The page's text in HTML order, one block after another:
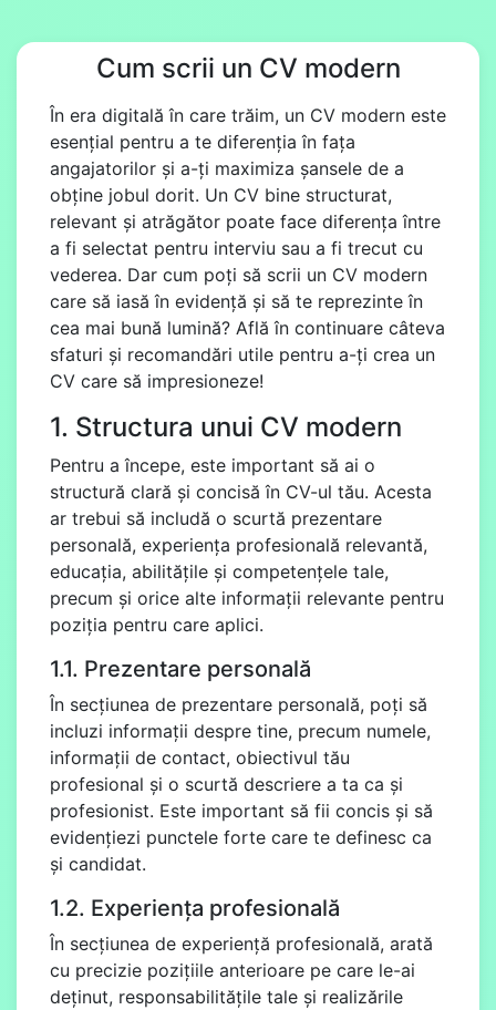
Cum scrii un CV modern
În era digitală în care trăim, un CV modern este
esențial pentru a te diferenția în fața
angajatorilor și a-ți maximiza șansele de a
obține jobul dorit. Un CV bine structurat,
relevant și atrăgător poate face diferența între
a fi selectat pentru interviu sau a fi trecut cu
vederea. Dar cum poți să scrii un CV modern
care să iasă în evidență și să te reprezinte în
cea mai bună lumină? Află în continuare câteva
sfaturi și recomandări utile pentru a-ți crea un
CV care să impresioneze!
1. Structura unui CV modern
Pentru a începe, este important să ai o
structură clară și concisă în CV-ul tău. Acesta
ar trebui să includă o scurtă prezentare
personală, experiența profesională relevantă,
educația, abilitățile și competențele tale,
precum și orice alte informații relevante pentru
poziția pentru care aplici.
1.1. Prezentare personală
În secțiunea de prezentare personală, poți să
incluzi informații despre tine, precum numele,
informații de contact, obiectivul tău
profesional și o scurtă descriere a ta ca și
profesionist. Este important să fii concis și să
evidențiezi punctele forte care te definesc ca
și candidat.
1.2. Experiența profesională
În secțiunea de experiență profesională, arată
cu precizie pozițiile anterioare pe care le-ai
deținut, responsabilitățile tale și realizările